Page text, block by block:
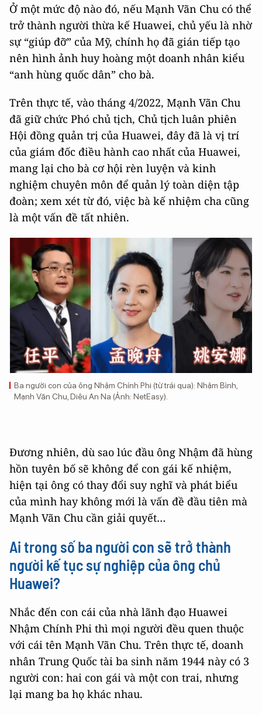
Ở một mức độ nào đó, nếu Mạnh Vãn Chu có thể
trở thành người thừa kế Huawei, chủ yếu là nhờ
sự “giúp đỡ” của Mỹ, chính họ đã gián tiếp tạo
nên hình ảnh huy hoàng một doanh nhân kiểu
“anh hùng quốc dân” cho bà.
Trên thực tế, vào tháng 4/2022, Mạnh Vãn Chu
đã giữ chức Phó chủ tịch, Chủ tịch luân phiên
Hội đồng quản trị của Huawei, đây đã là vị trí
của giám đốc điều hành cao nhất của Huawei,
mang lại cho bà cơ hội rèn luyện và kinh
nghiệm chuyên môn để quản lý toàn diện tập
đoàn; xem xét từ đó, việc bà kế nhiệm cha cũng
là một vấn đề tất nhiên.
Ba người con của ông Nhậm Chính Phi (từ trái qua): Nhậm Bình,
Mạnh Vãn Chu, Diêu An Na (Ảnh: NetEasy).
Đương nhiên, dù sao lúc đầu ông Nhậm đã hùng
hồn tuyên bố sẽ không để con gái kế nhiệm,
hiện tại ông có thay đổi suy nghĩ và phát biểu
của mình hay không mới là vấn đề đầu tiên mà
Mạnh Vãn Chu cần giải quyết…
Ai trong số ba người con sẽ trở thành
người kế tục sự nghiệp của ông chủ
Huawei?
Nhắc đến con cái của nhà lãnh đạo Huawei
Nhậm Chính Phi thì mọi người đều quen thuộc
với cái tên Mạnh Vãn Chu. Trên thực tế, doanh
nhân Trung Quốc tài ba sinh năm 1944 này có 3
người con: hai con gái và một con trai, nhưng
lại mang ba họ khác nhau.